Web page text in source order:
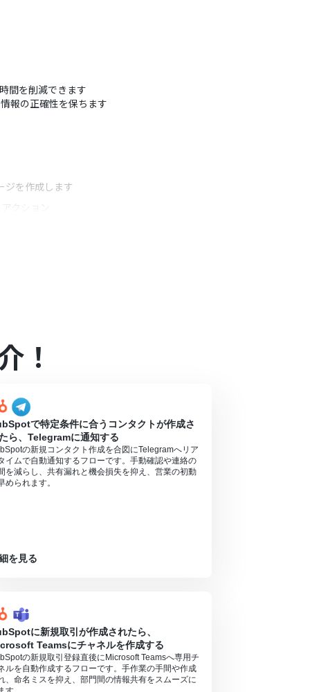
間を削減できます
報の正確性を保ちます
ジを作成します
定しているフローボットのオペレーションは
リや機能（オペレーション）を使用すること
！
で特定条件に合うコンタクトが作成さ
ら、Telegramに通知する
の新規コンタクト作成を合図にTelegramへリア
イムで自動通知するフローです。手動確認や連絡の
を減らし、共有漏れと機会損失を抑え、営業の初動
められます。
を見る
に新規取引が作成されたら、
Teamsにチャネルを作成する
の新規取引登録直後にMicrosoft Teamsへ専用チ
ルを自動作成するフローです。手作業の手間や作成
、命名ミスを抑え、部門間の情報共有をスムーズに